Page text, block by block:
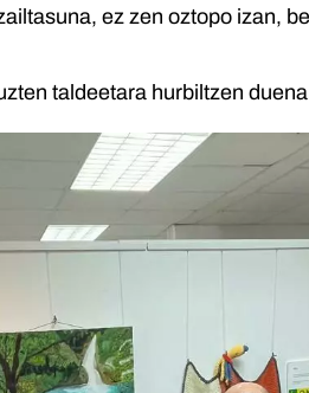
ez zen oztopo izan,
taldeetara hurbiltzen